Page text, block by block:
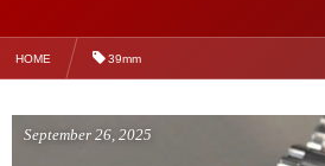
HOME 39mm
September 26 2025